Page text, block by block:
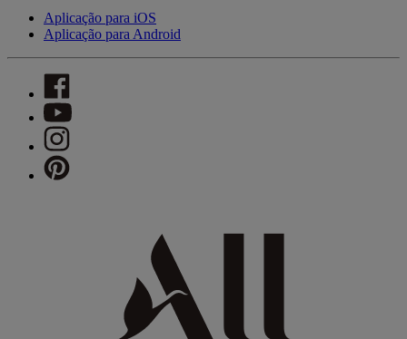
Aplicação para iOS
Aplicação para Android